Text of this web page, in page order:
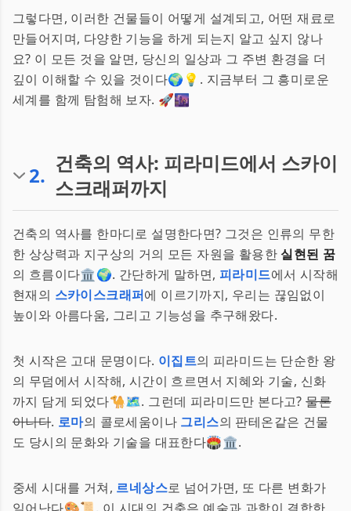
그렇다면, 이러한 건물들이 어떻게 설계되고, 어떤 재료로
만들어지며, 다양한 기능을 하게 되는지 알고 싶지 않나
요? 이 모든 것을 알면, 당신의 일상과 그 주변 환경을 더
깊이 이해할 수 있을 것이다🌍💡. 지금부터 그 흥미로운
세계를 함께 탐험해 보자. 🚀🌆
2. 건축의 역사: 피라미드에서 스카이
스크래퍼까지
건축의 역사를 한마디로 설명한다면? 그것은 인류의 무한
한 상상력과 지구상의 거의 모든 자원을 활용한 실현된 꿈
의 흐름이다🏛🌍. 간단하게 말하면, 피라미드에서 시작해
현재의 스카이스크래퍼에 이르기까지, 우리는 끊임없이
높이와 아름다움, 그리고 기능성을 추구해왔다.
첫 시작은 고대 문명이다. 이집트의 피라미드는 단순한 왕
의 무덤에서 시작해, 시간이 흐르면서 지혜와 기술, 신화
까지 담게 되었다🐪🗺. 그런데 피라미드만 본다고?물론
아니다. 로마의 콜로세움이나 그리스의 판테온같은 건물
도 당시의 문화와 기술을 대표한다🏟🏛.
중세 시대를 거쳐, 르네상스로 넘어가면, 또 다른 변화가